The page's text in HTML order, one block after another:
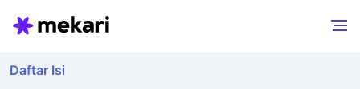
Daftar Isi